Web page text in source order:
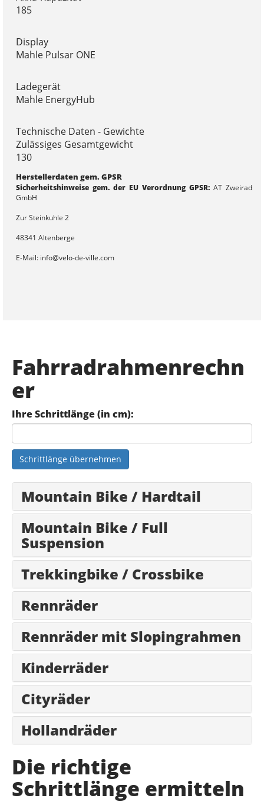
185
Display
Mahle Pulsar ONE
Ladegerät
Mahle EnergyHub
Technische Daten - Gewichte
Zulässiges Gesamtgewicht
130
Herstellerdaten gem. GPSR
Sicherheitshinweise gem. der EU Verordnung GPSR:AT Zweirad
GmbH
Zur Steinkuhle 2
48341 Altenberge
E-Mail: info@velo-de-ville.com
E-Mail: info@keyed.de
Fahrradrahmenrechn
er
Ihre Schrittlänge (in cm):
Schrittlänge übernehmen
Mountain Bike / Hardtail
Mountain Bike / Full
Suspension
Trekkingbike / Crossbike
Rennräder
Rennräder mit Slopingrahmen
Kinderräder
Cityräder
Hollandräder
Die richtige
Schrittlänge ermitteln